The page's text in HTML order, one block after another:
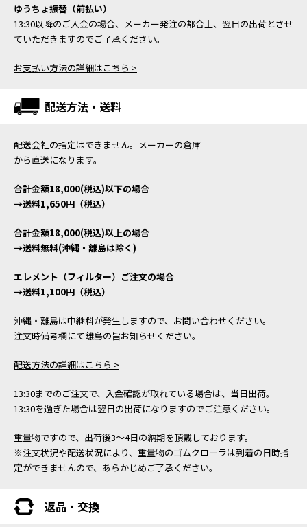
ゆうちょ振替（前払い）
13:30以降のご入金の場合、メーカー発注の都合上、翌日の出荷とさせ
ていただきますのでご了承ください。
お支払い方法の詳細はこちら >
配送方法・送料
配送会社の指定はできません。メーカーの倉庫
から直送になります。
合計金額18,000(税込)以下の場合
→送料1,650円（税込）
合計金額18,000(税込)以上の場合
→送料無料(沖縄・離島は除く)
エレメント（フィルター）ご注文の場合
→送料1,100円（税込）
沖縄・離島は中継料が発生しますので、お問い合わせください。
注文時備考欄にて離島の旨お知らせください。
配送方法の詳細はこちら >
13:30までのご注文で、入金確認が取れている場合は、当日出荷。
13:30を過ぎた場合は翌日の出荷になりますのでご注意ください。
重量物ですので、出荷後3～4日の納期を頂戴しております。
※注文状況や配送状況により、重量物のゴムクローラは到着の日時指
定ができませんので、あらかじめご了承ください。
返品・交換